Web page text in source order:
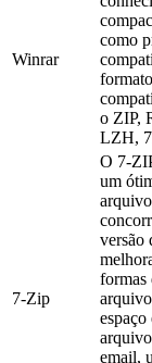
Winrar
como
o ZIP,
LZH,
7-Zip
O 7-
um
versão
formas
espaço
email,